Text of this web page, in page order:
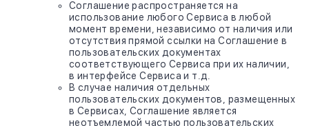
Соглашение распространяется на
использование любого Сервиса в любой
момент времени, независимо от наличия или
отсутствия прямой ссылки на Соглашение в
пользовательских документах
соответствующего Сервиса при их наличии,
в интерфейсе Сервиса и т.д.
В случае наличия отдельных
пользовательских документов, размещенных
в Сервисах, Соглашение является
неотъемлемой частью пользовательских